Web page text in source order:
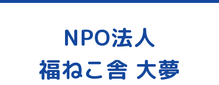
NPO法人
福ねこ舎 大夢